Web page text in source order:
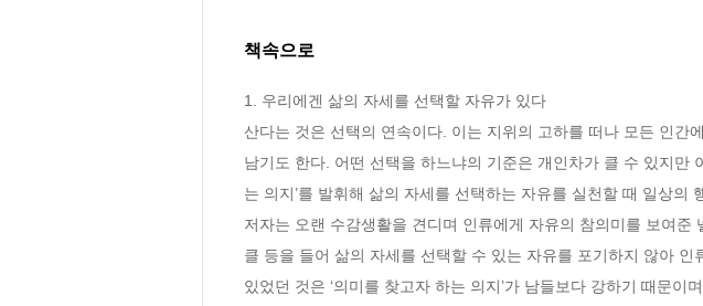
책속으로
1. 우리에겐 삶의 자세를 선택할 자유가 있다
산다는 것은 선택의 연속이다. 이는 지위의 고하를 떠나 모든 인간
남기도 한다. 어떤 선택을 하느냐의 기준은 개인차가 클 수 있지만
는 의지’를 발휘해 삶의 자세를 선택하는 자유를 실천할 때 일상
저자는 오랜 수감생활을 견디며 인류에게 자유의 참의미를 보여
클 등을 들어 삶의 자세를 선택할 수 있는 자유를 포기하지 않아
있었던 것은 ‘의미를 찾고자 하는 의지’가 남들보다 강하기 때문